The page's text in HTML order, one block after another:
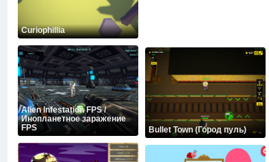
Curiophillia
Alien Infestation FPS /
Инопланетное заражение
FPS
Bullet Town (Город пуль)